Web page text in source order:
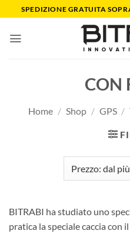
ai
contenuti
SPEDIZIONE GRATUITA
CON
Home / Shop / GPS /
BITRABI ha studiato uno
pratica la speciale caccia con